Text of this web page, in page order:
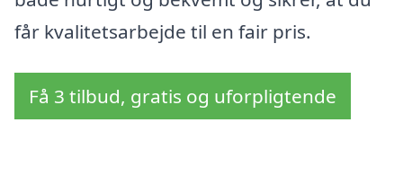
får kvalitetsarbejde til en fair pris.
Få 3 tilbud, gratis og uforpligtende